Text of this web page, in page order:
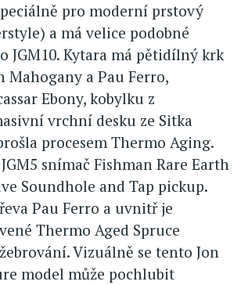
pro moderní prstový
a má velice podobné
JGM10. Kytara má pětidílný krk
Mahogany a Pau Ferro,
Ebony, kobylku z
vrchní desku ze Sitka
procesem Thermo Aging.
snímač Fishman Rare Earth
Soundhole and Tap pickup.
Pau Ferro a uvnitř je
Thermo Aged Spruce
Vizuálně se tento Jon
model může pochlubit